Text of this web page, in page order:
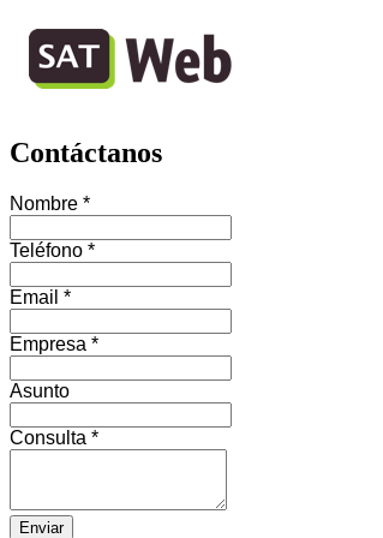
Contáctanos
Nombre *
Teléfono *
Email *
Empresa *
Asunto
Consulta *
Enviar